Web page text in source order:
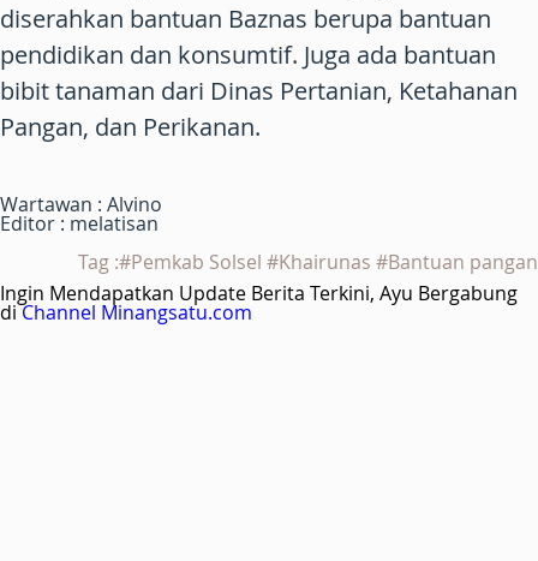
diserahkan bantuan Baznas berupa bantuan
pendidikan dan konsumtif. Juga ada bantuan
bibit tanaman dari Dinas Pertanian, Ketahanan
Pangan, dan Perikanan.
Wartawan : Alvino
Editor : melatisan
Tag :#Pemkab Solsel #Khairunas #Bantuan pangan
Ingin Mendapatkan Update Berita Terkini, Ayu Bergabung
diChannel Minangsatu.com